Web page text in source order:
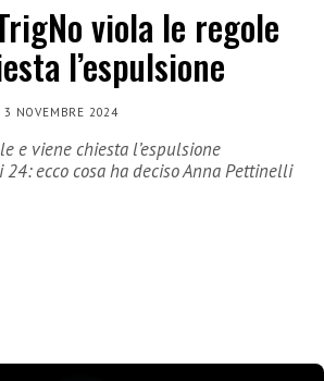
viola le regole
l’espulsione
3 NOVEMBRE 2024
e viene chiesta l’espulsione
ecco cosa ha deciso Anna Pettinelli